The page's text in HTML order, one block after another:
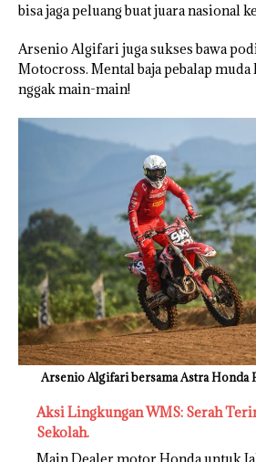
bisa jaga peluang buat juara nasional
Arsenio Algifari juga sukses bawa
Motocross. Mental baja pebalap
nggak main-main!
Arsenio Algifari bersama Astra Honda
Aksi Lingkungan WMS: Serah
Sekolah.